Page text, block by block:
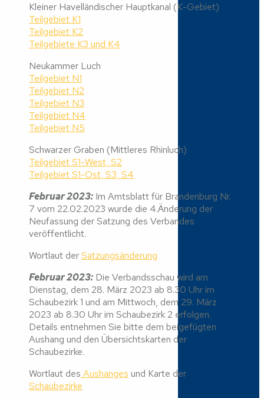
Kleiner Havelländischer Hauptkanal (K-Gebiet)
Teilgebiet K1
Teilgebiet K2
Teilgebiete K3 und K4
Neukammer Luch
Teilgebiet N1
Teilgebiet N2
Teilgebiet N3
Teilgebiet N4
Teilgebiet N5
Schwarzer Graben (Mittleres Rhinluch)
Teilgebiet S1-West, S2
Teilgebiet S1-Ost, S3, S4
Februar 2023: Im Amtsblatt für Brandenburg Nr.
7 vom 22.02.2023 wurde die 4.Änderung der
Neufassung der Satzung des Verbandes
veröffentlicht.
Wortlaut derSatzungsänderung
Februar 2023: Die Verbandsschau wird am
Dienstag, dem 28. März 2023 ab 8.30 Uhr im
Schaubezirk 1 und am Mittwoch, dem 29. März
2023 ab 8.30 Uhr im Schaubezirk 2 erfolgen.
Details entnehmen Sie bitte dem beigefügten
Aushang und den Übersichtskarten der
Schaubezirke.
Wortlaut des Aushanges und Karte der
Schaubezirke